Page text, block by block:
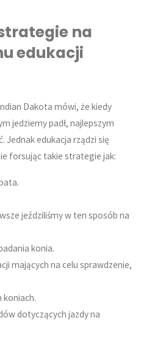
na
edukacji
Dakota mówi, że kiedy
jedziemy padł, najlepszym
Jednak edukacja rządzi się
forsując takie strategie jak:
jeździliśmy w ten sposób na
konia.
mających na celu sprawdzenie,
koniach.
dotyczących jazdy na